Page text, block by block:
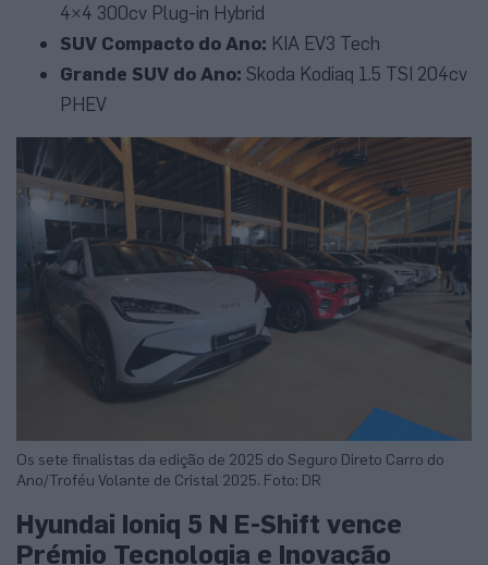
4×4 300cv Plug-in Hybrid
SUV Compacto do Ano: KIA EV3 Tech
Grande SUV do Ano: Skoda Kodiaq 1.5 TSI 204cv
PHEV
Os sete finalistas da edição de 2025 do Seguro Direto Carro do
Ano/Troféu Volante de Cristal 2025. Foto: DR
Hyundai Ioniq 5 N E-Shift vence
Prémio Tecnologia e Inovação